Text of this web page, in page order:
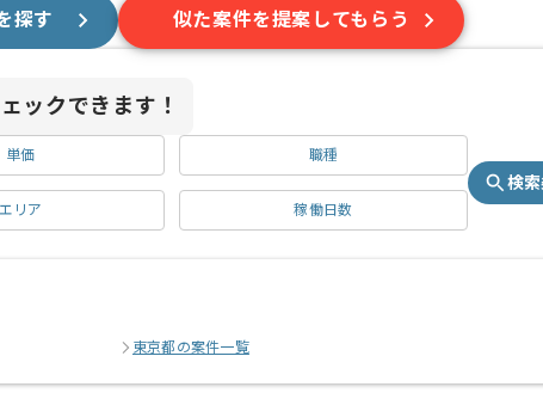
探す 似た案件を提案してもらう
ックできます！
単価 職種
エリア 稼働日数
検
東京都の案件一覧